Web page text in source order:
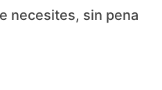
necesites, sin pena